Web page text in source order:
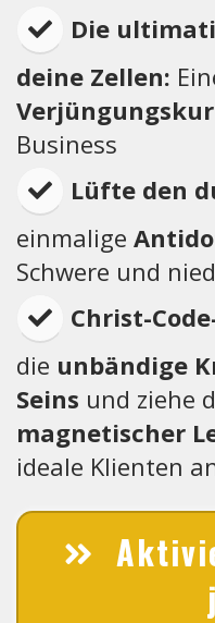
Die
deine Zellen:
Verjüngungskur
Business
​​Lüfte den
einmalige
Schwere und
Christ-
die unbändige
Seins und ziehe
magnetischer
ideale Klienten